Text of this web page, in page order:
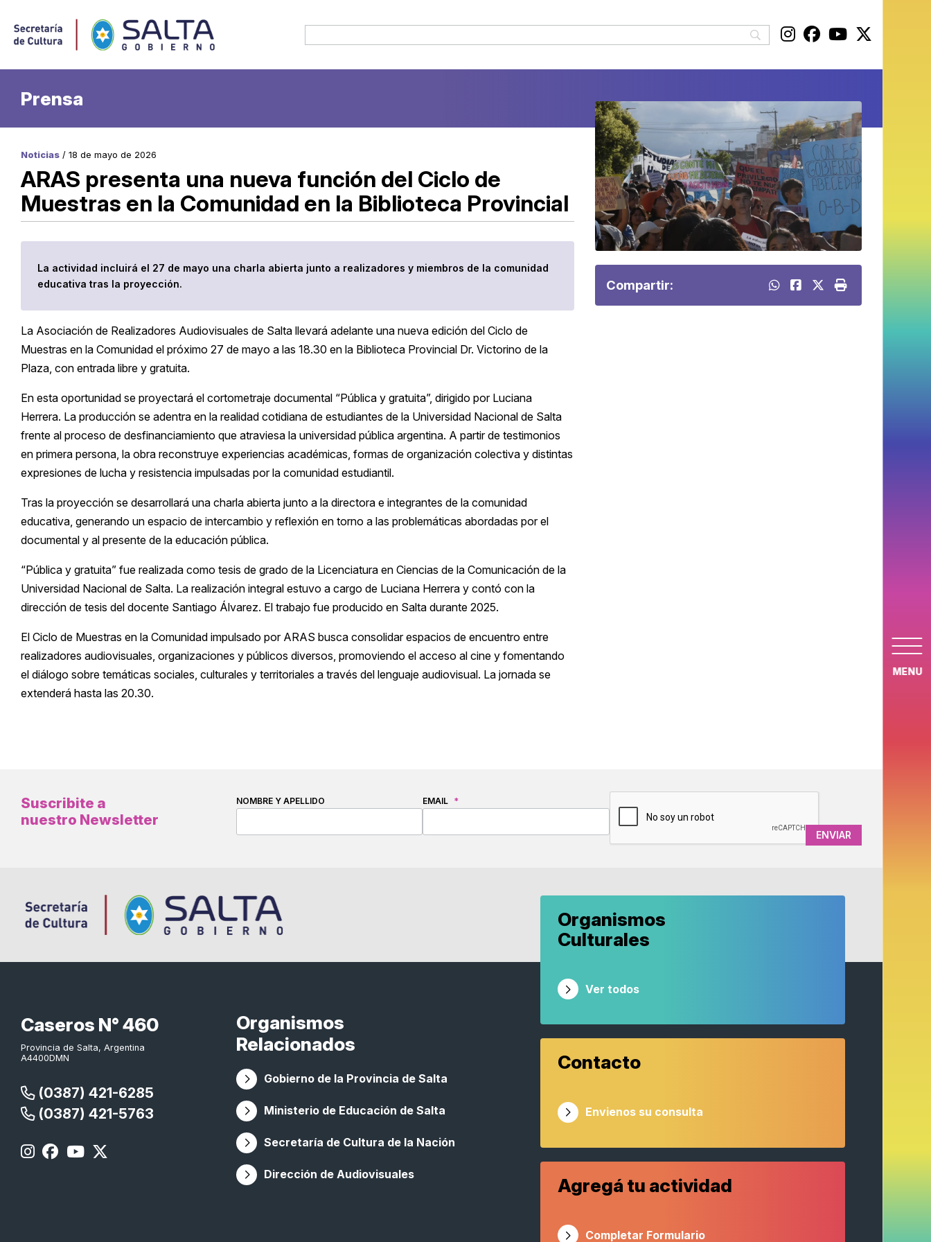
MENU
Prensa
Noticias / 18 de mayo de 2026
ARAS presenta una nueva función del Ciclo de
Muestras en la Comunidad en la Biblioteca Provincial
La actividad incluirá el 27 de mayo una charla abierta junto a realizadores y miembros de la comunidad
educativa tras la proyección.
La Asociación de Realizadores Audiovisuales de Salta llevará adelante una nueva edición del Ciclo de
Muestras en la Comunidad el próximo 27 de mayo a las 18.30 en la Biblioteca Provincial Dr. Victorino de la
Plaza, con entrada libre y gratuita.
En esta oportunidad se proyectará el cortometraje documental “Pública y gratuita”, dirigido por Luciana
Herrera. La producción se adentra en la realidad cotidiana de estudiantes de la Universidad Nacional de Salta
frente al proceso de desfinanciamiento que atraviesa la universidad pública argentina. A partir de testimonios
en primera persona, la obra reconstruye experiencias académicas, formas de organización colectiva y distintas
expresiones de lucha y resistencia impulsadas por la comunidad estudiantil.
Tras la proyección se desarrollará una charla abierta junto a la directora e integrantes de la comunidad
educativa, generando un espacio de intercambio y reflexión en torno a las problemáticas abordadas por el
documental y al presente de la educación pública.
“Pública y gratuita” fue realizada como tesis de grado de la Licenciatura en Ciencias de la Comunicación de la
Universidad Nacional de Salta. La realización integral estuvo a cargo de Luciana Herrera y contó con la
dirección de tesis del docente Santiago Álvarez. El trabajo fue producido en Salta durante 2025.
El Ciclo de Muestras en la Comunidad impulsado por ARAS busca consolidar espacios de encuentro entre
realizadores audiovisuales, organizaciones y públicos diversos, promoviendo el acceso al cine y fomentando
el diálogo sobre temáticas sociales, culturales y territoriales a través del lenguaje audiovisual. La jornada se
extenderá hasta las 20.30.
Compartir:
Suscribite a
nuestro Newsletter
NOMBRE Y APELLIDO EMAIL *
Caseros N° 460
Provincia de Salta, Argentina
A4400DMN
(0387) 421-6285
(0387) 421-5763
Organismos
Relacionados
Gobierno de la Provincia de Salta
Ministerio de Educación de Salta
Secretaría de Cultura de la Nación
Dirección de Audiovisuales
Organismos
Culturales
Ver todos
Contacto
Envienos su consulta
Agregá tu actividad
Completar Formulario